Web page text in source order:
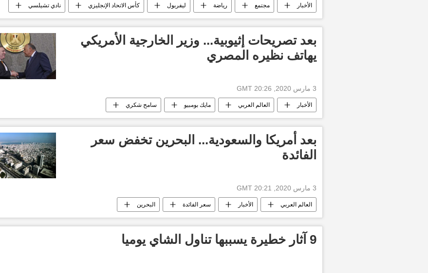
الأخبار مجتمع رياضة ليفربول كأس الاتحاد الإنجليزي نادي تشيلسي
بعد تصريحات إثيوبية... وزير الخارجية الأمريكي
يهاتف نظيره المصري
3 مارس 2020, 20:26 GMT
الأخبار العالم العربي مايك بومبيو سامح شكري
بعد أمريكا والسعودية... البحرين تخفض سعر
الفائدة
3 مارس 2020, 20:21 GMT
العالم العربي الأخبار سعر الفائدة البحرين
9 آثار خطيرة يسببها تناول الشاي يوميا